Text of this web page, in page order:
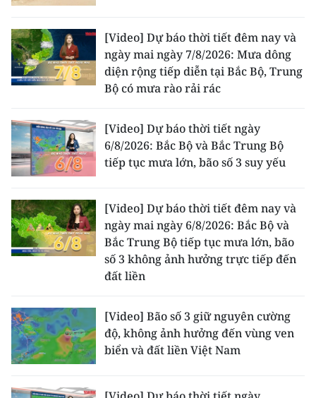
Chuyên trang Hà Nội
Chuyên trang TP. Hồ Chí Minh
CÁC CHUYÊN TRANG
THỜI NAY
NHÂN DÂN CUỐI TUẦN
MUA BÁO
ĐỌC BÁO IN
[Video] Dự báo thời tiết đêm nay và
ngày mai ngày 7/8/2026: Mưa dông
diện rộng tiếp diễn tại Bắc Bộ, Trung
Bộ có mưa rào rải rác
[Video] Dự báo thời tiết ngày
6/8/2026: Bắc Bộ và Bắc Trung Bộ
tiếp tục mưa lớn, bão số 3 suy yếu
[Video] Dự báo thời tiết đêm nay và
ngày mai ngày 6/8/2026: Bắc Bộ và
Bắc Trung Bộ tiếp tục mưa lớn, bão
số 3 không ảnh hưởng trực tiếp đến
đất liền
[Video] Bão số 3 giữ nguyên cường
độ, không ảnh hưởng đến vùng ven
biển và đất liền Việt Nam